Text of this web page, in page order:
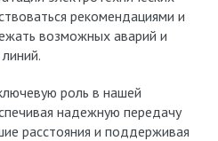
рекомендациями и
возможных аварий и
роль в нашей
надежную передачу
расстояния и поддерживая